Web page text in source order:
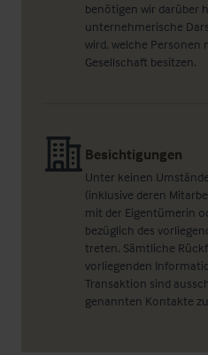
benötigen wir darüber
unternehmerische
wird, welche Personen
Gesellschaft besitzen.
Besichtigungen
Unter keinen
(inklusive deren
mit der Eigentümerin
bezüglich des
treten. Sämtliche
vorliegenden
Transaktion sind
genannten Kontakte